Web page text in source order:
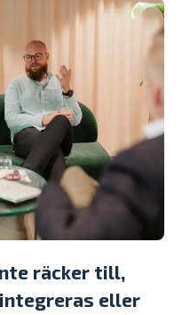
räcker till,
eller